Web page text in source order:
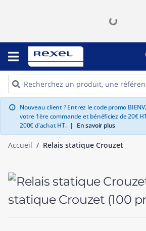
info Nouveau client ? Entrez le code promo
votre 1ère commande et bénéficiez de 20€
200€ d'achat HT. | En savoir plus
Accueil Relais statique Crouzet
statique Crouzet (100